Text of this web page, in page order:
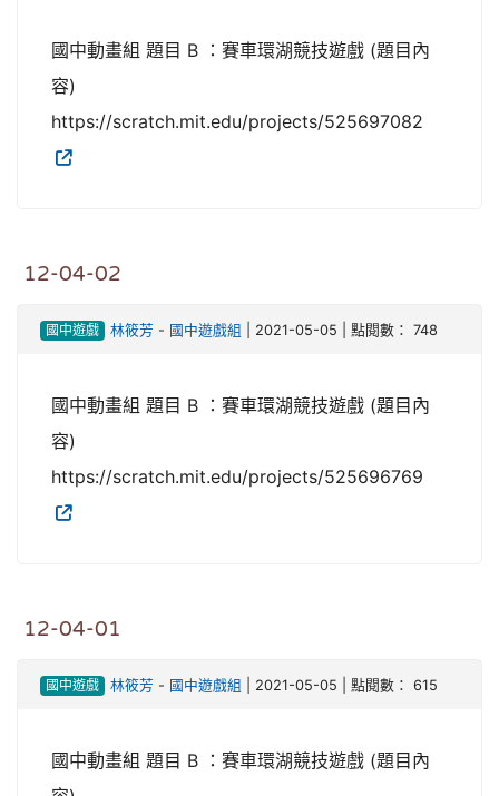
國中動畫組 題目 B ：賽車環湖競技遊戲 (題目內
容)
https://scratch.mit.edu/projects/525697082
12-04-02
國中遊戲 林筱芳 - 國中遊戲組 | 2021-05-05 | 點閱數： 748
國中動畫組 題目 B ：賽車環湖競技遊戲 (題目內
容)
https://scratch.mit.edu/projects/525696769
12-04-01
國中遊戲 林筱芳 - 國中遊戲組 | 2021-05-05 | 點閱數： 615
國中動畫組 題目 B ：賽車環湖競技遊戲 (題目內